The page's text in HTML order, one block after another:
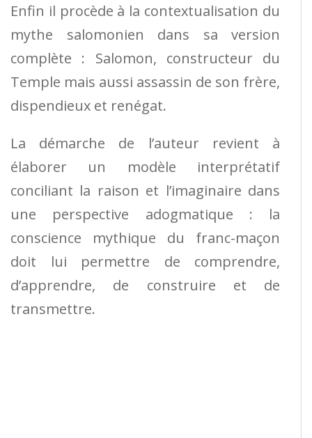
Enfin il procède à la contextualisation du
mythe salomonien dans sa version
complète : Salomon, constructeur du
Temple mais aussi assassin de son frère,
dispendieux et renégat.
La démarche de l’auteur revient à
élaborer un modèle interprétatif
conciliant la raison et l’imaginaire dans
une perspective adogmatique : la
conscience mythique du franc-maçon
doit lui permettre de comprendre,
d’apprendre, de construire et de
transmettre.